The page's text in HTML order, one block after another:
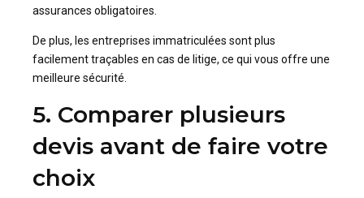
assurances obligatoires.
De plus, les entreprises immatriculées sont plus
facilement traçables en cas de litige, ce qui vous offre une
meilleure sécurité.
5. Comparer plusieurs
devis avant de faire votre
choix